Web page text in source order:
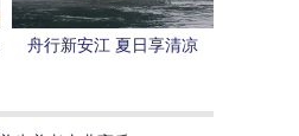
舟行新安江 夏日享清凉